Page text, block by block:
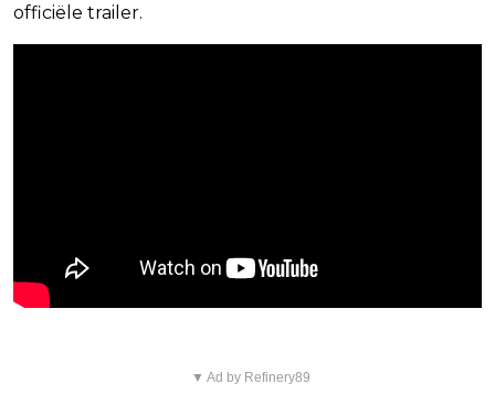
officiële trailer.
▼ Ad by Refinery89